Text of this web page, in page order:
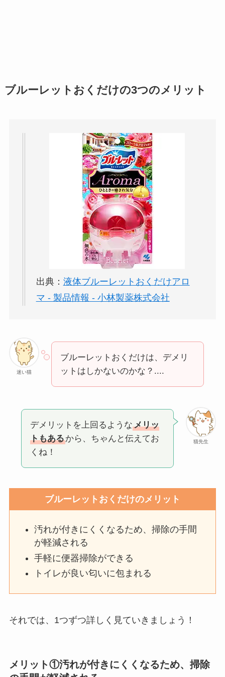
ブルーレットおくだけの3つのメリット
出典： 液体ブルーレットおくだけアロ
マ - 製品情報 - 小林製薬株式会社
迷い猫
ブルーレットおくだけは、デメリ
ットはしかないのかな？....
猫先生
デメリットを上回るようなメリッ
トもあるから、ちゃんと伝えてお
くね！
ブルーレットおくだけのメリット
汚れが付きにくくなるため、掃除の手間
が軽減される
手軽に便器掃除ができる
トイレが良い匂いに包まれる
それでは、1つずつ詳しく見ていきましょう！
メリット①汚れが付きにくくなるため、掃除